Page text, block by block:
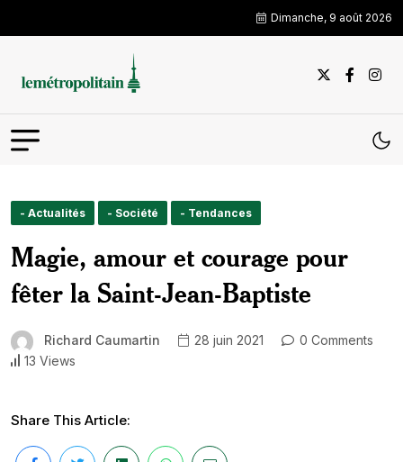
Dimanche, 9 août 2026
- Actualités - Société - Tendances
Magie, amour et courage pour
fêter la Saint-Jean-Baptiste
Richard Caumartin 28 juin 2021
0 Comments
13 Views
Share This Article: